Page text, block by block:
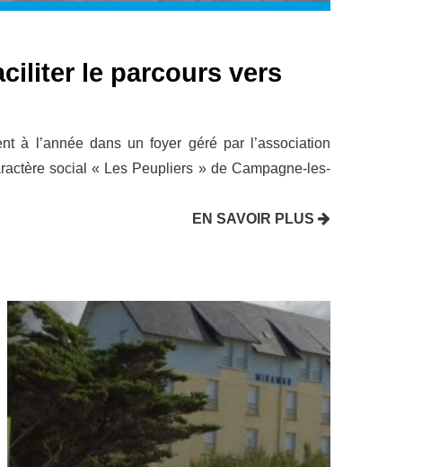
le parcours vers
à l’année dans un foyer géré par l’association
social « Les Peupliers » de Campagne-les-
EN SAVOIR PLUS